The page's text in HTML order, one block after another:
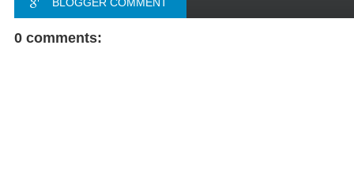
FACEBOOK COMMENT
0 comments: